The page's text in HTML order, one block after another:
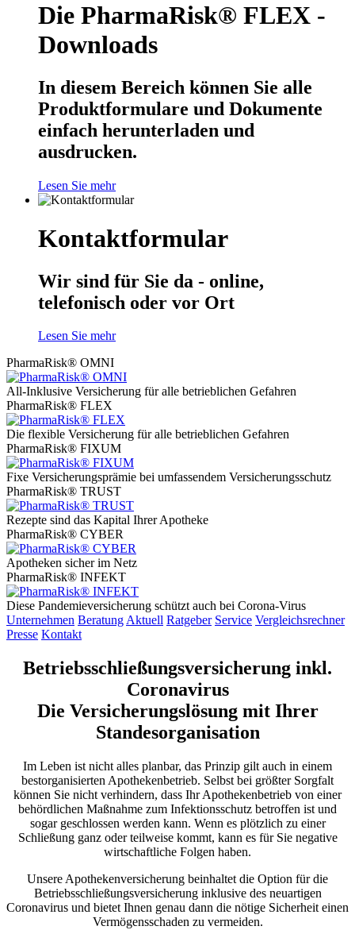
Die PharmaRisk® FLEX -
Downloads
In diesem Bereich können Sie alle
Produktformulare und Dokumente
einfach herunterladen und
ausdrucken.
Lesen Sie mehr
Kontaktformular
Wir sind für Sie da - online,
telefonisch oder vor Ort
Lesen Sie mehr
PharmaRisk® OMNI
All-Inklusive Versicherung für alle betrieblichen Gefahren
PharmaRisk® FLEX
Die flexible Versicherung für alle betrieblichen Gefahren
PharmaRisk® FIXUM
Fixe Versicherungsprämie bei umfassendem Versicherungsschutz
PharmaRisk® TRUST
Rezepte sind das Kapital Ihrer Apotheke
PharmaRisk® CYBER
Apotheken sicher im Netz
PharmaRisk® INFEKT
Diese Pandemieversicherung schützt auch bei Corona-Virus
Unternehmen BeratungAktuell Ratgeber Service Vergleichsrechner
Presse Kontakt
Betriebsschließungsversicherung inkl.
Coronavirus
Die Versicherungslösung mit Ihrer
Standesorganisation
Im Leben ist nicht alles planbar, das Prinzip gilt auch in einem
bestorganisierten Apothekenbetrieb. Selbst bei größter Sorgfalt
können Sie nicht verhindern, dass Ihr Apothekenbetrieb von einer
behördlichen Maßnahme zum Infektionsschutz betroffen ist und
sogar geschlossen werden kann. Wenn es plötzlich zu einer
Schließung ganz oder teilweise kommt, kann es für Sie negative
wirtschaftliche Folgen haben.
Unsere Apothekenversicherung beinhaltet die Option für die
Betriebsschließungsversicherung inklusive des neuartigen
Coronavirus und bietet Ihnen genau dann die nötige Sicherheit einen
Vermögensschaden zu vermeiden.